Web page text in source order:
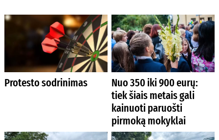
Protesto sodrinimas
Nuo 350 iki 900 eurų:
tiek šiais metais gali
kainuoti paruošti
pirmoką mokyklai